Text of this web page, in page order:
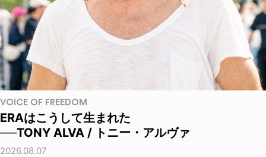
VOICE OF FREEDOM
ERAはこうして生まれた
──TONY ALVA / トニー・アルヴァ
2026.08.07